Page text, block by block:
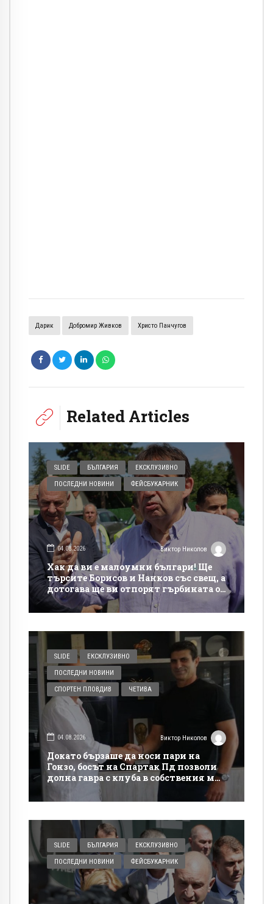
Дарик Добромир Живков Христо Панчугов
Related Articles
SLIDE БЪЛГАРИЯ ЕКСКЛУЗИВНО
ПОСЛЕДНИ НОВИНИ ФЕЙСБУКАРНИК
04.08.2026 Виктор Николов
Хак да ви е малоумни българи! Ще
търсите Борисов и Нанков със свещ, а
дотогава ще ви отпорят гърбината от
такси на магистралите
SLIDE ЕКСКЛУЗИВНО
ПОСЛЕДНИ НОВИНИ
СПОРТЕН ПЛОВДИВ ЧЕТИВА
04.08.2026 Виктор Николов
Докато бързаше да носи пари на
Гонзо, босът на Спартак Пд позволи
долна гавра с клуба в собствения му
сайт
SLIDE БЪЛГАРИЯ ЕКСКЛУЗИВНО
ПОСЛЕДНИ НОВИНИ ФЕЙСБУКАРНИК